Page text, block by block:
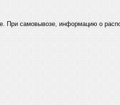
При самовывозе, информацию о